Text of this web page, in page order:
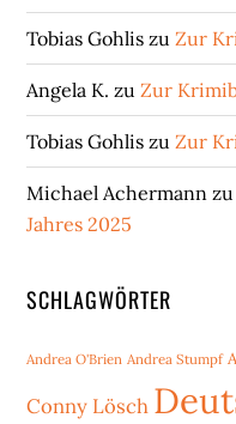
Tobias Gohlis zuZur
Angela K. zuZur
Tobias Gohlis zuZur
Michael Achermann
Jahres 2025
SCHLAGWÖRTER
Andrea O'Brien Andrea Stumpf
Conny Lösch